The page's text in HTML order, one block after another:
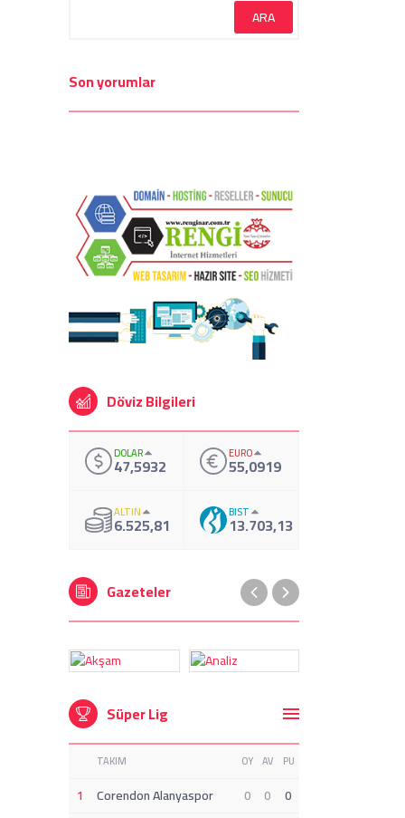
Son yorumlar
Döviz Bilgileri
DOLAR
47,5932 EURO
55,0919
ALTIN
6.525,81 BIST
13.703,13
Gazeteler
Süper Lig
TAKIM OY AV PU
1 Corendon Alanyaspor 0 0
0